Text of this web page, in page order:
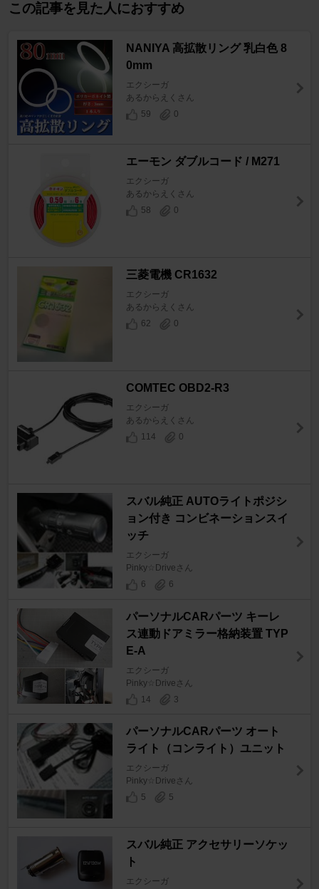
この記事を見た人におすすめ
NANIYA 高拡散リング 乳白色 8
0mm
エクシーガ
あるからえくさん
59
0
エーモン ダブルコード / M271
エクシーガ
あるからえくさん
58
0
三菱電機 CR1632
エクシーガ
あるからえくさん
62
0
COMTEC OBD2-R3
エクシーガ
あるからえくさん
114
0
スバル純正 AUTOライトポジシ
ョン付き コンビネーションスイ
ッチ
エクシーガ
Pinky☆Driveさん
6
6
パーソナルCARパーツ キーレ
ス連動ドアミラー格納装置 TYP
E-A
エクシーガ
Pinky☆Driveさん
14
3
パーソナルCARパーツ オート
ライト（コンライト）ユニット
エクシーガ
Pinky☆Driveさん
5
5
スバル純正 アクセサリーソケッ
ト
エクシーガ